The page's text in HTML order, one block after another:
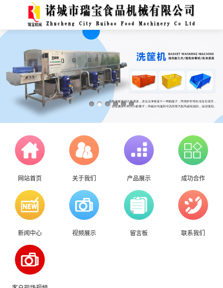
网站首页 关于我们 产品展示 成功合作
新闻中心 视频展示 留言板 联系我们